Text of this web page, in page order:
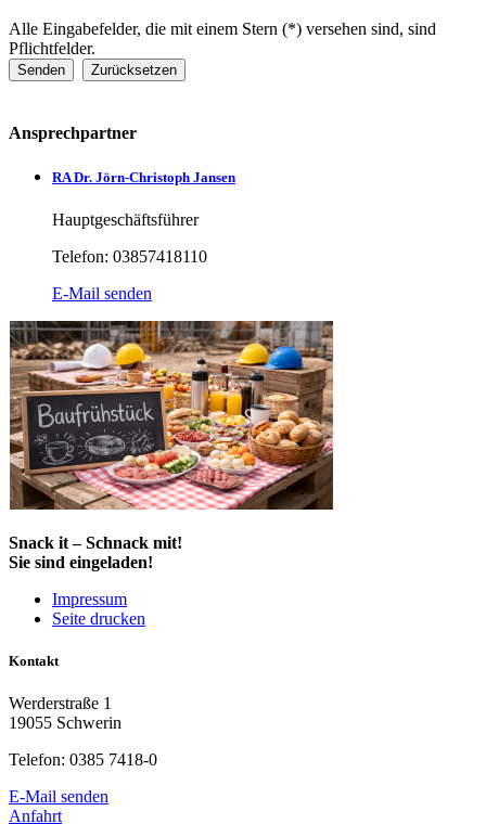
Alle Eingabefelder, die mit einem Stern (*) versehen sind, sind
Pflichtfelder.
Ansprechpartner
RA Dr. Jörn-Christoph Jansen
Hauptgeschäftsführer
Telefon: 03857418110
E-Mail senden
Snack it – Schnack mit!
Sie sind eingeladen!
Impressum
Seite drucken
Kontakt
Werderstraße 1
19055 Schwerin
Telefon: 0385 7418-0
E-Mail senden
Anfahrt